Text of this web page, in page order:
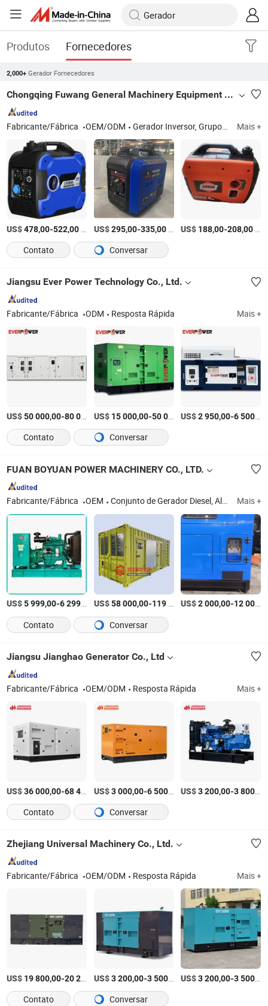
Produtos Fornecedores
2,000+ Gerador Fornecedores
Chongqing Fuwang General Machinery Equipment Co., Ltd.
Fabricante/Fábrica OEM/ODM Gerador Inversor, Grupos Geradores, Gerador a Diesel e Gasolina Mais +
US$478,00-522,00 US$295,00-335,00/sets US$ 188,00-208,00
Contato
Conversar
Jiangsu Ever Power Technology Co., Ltd.
Fabricante/Fábrica ODM Resposta Rápida Mais +
US$50 000,00-80 000,00 /Conjunto
US$ 15 000,00-50 000,00 /Conjunto
US$2 950,00-6 500,00
Contato
Conversar
FUAN BOYUAN POWER MACHINERY CO., LTD.
Fabricante/Fábrica OEM Conjunto de Gerador Diesel, Alternador AC Mais +
US$5 999,00-6 299,00 /Piece
US$58 000,00-119 000,00 /Conjunto
US$2 000,00-12 000,00
Contato Conversar
Jiangsu Jianghao Generator Co., Ltd
Fabricante/Fábrica OEM/ODM Resposta Rápida Mais +
US$36 000,00-68 400,00 /Conjunto
US$3 000,00-6 500,00 /sets
US$3 200,00-3 800,00
Contato
Conversar
Zhejiang Universal Machinery Co., Ltd.
Fabricante/Fábrica OEM/ODM Resposta Rápida Mais +
US$ 19 800,00-20 200,00 /Conjunto
US$3 200,00-3 500,00 /Conjunto
US$3 200,00-3 500,00
Contato
Conversar